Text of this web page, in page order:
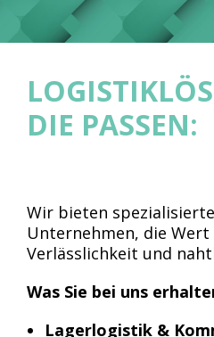
DIE PASSEN:
Wir bieten
Unternehmen, die
Verlässlichkeit und
Was Sie bei uns
Lagerlogistik &